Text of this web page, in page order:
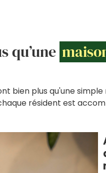
qu’une
bien plus qu'une
résident est